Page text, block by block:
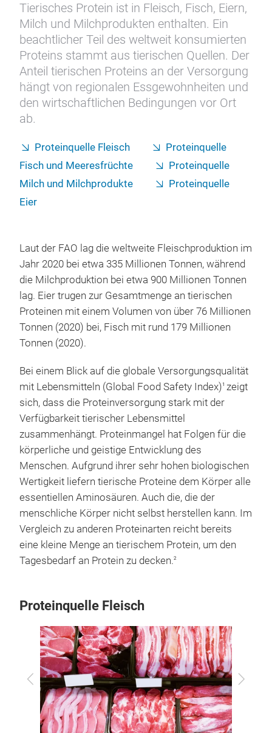
Tierisches Protein ist in Fleisch, Fisch, Eiern,
Milch und Milchprodukten enthalten. Ein
beachtlicher Teil des weltweit konsumierten
Proteins stammt aus tierischen Quellen. Der
Anteil tierischen Proteins an der Versorgung
hängt von regionalen Essgewohnheiten und
den wirtschaftlichen Bedingungen vor Ort
ab.
Proteinquelle Fleisch
Proteinquelle
Fisch und Meeresfrüchte
Proteinquelle
Milch und Milchprodukte
Proteinquelle
Eier
Laut der FAO lag die weltweite Fleischproduktion im
Jahr 2020 bei etwa 335 Millionen Tonnen, während
die Milchproduktion bei etwa 900 Millionen Tonnen
lag. Eier trugen zur Gesamtmenge an tierischen
Proteinen mit einem Volumen von über 76 Millionen
Tonnen (2020) bei, Fisch mit rund 179 Millionen
Tonnen (2020).
Bei einem Blick auf die globale Versorgungsqualität
mit Lebensmitteln (Global Food Safety Index)1 zeigt
sich, dass die Proteinversorgung stark mit der
Verfügbarkeit tierischer Lebensmittel
zusammenhängt. Proteinmangel hat Folgen für die
körperliche und geistige Entwicklung des
Menschen. Aufgrund ihrer sehr hohen biologischen
Wertigkeit liefern tierische Proteine dem Körper alle
essentiellen Aminosäuren. Auch die, die der
menschliche Körper nicht selbst herstellen kann. Im
Vergleich zu anderen Proteinarten reicht bereits
eine kleine Menge an tierischem Protein, um den
Tagesbedarf an Protein zu decken.2
Proteinquelle Fleisch
Zurück Vor